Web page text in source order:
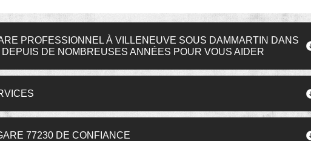
PROFESSIONNEL À VILLENEUVE SOUS DAMMARTIN DANS
DE NOMBREUSES ANNÉES POUR VOUS AIDER
77230 DE CONFIANCE